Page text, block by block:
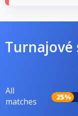
All
matches
25%